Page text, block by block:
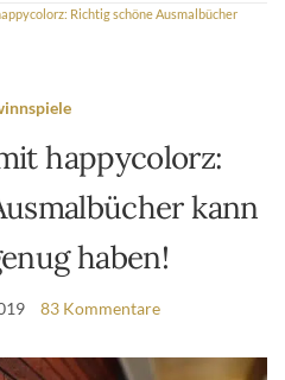
Richtig schöne Ausmalbücher
happycolorz:
kann
haben!
83 Kommentare